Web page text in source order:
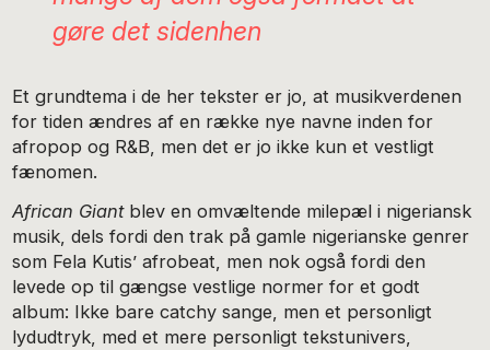
gøre det sidenhen
Et grundtema i de her tekster er jo, at musikverdenen
for tiden ændres af en række nye navne inden for
afropop og R&B, men det er jo ikke kun et vestligt
fænomen.
African Giantblev en omvæltende milepæl i nigeriansk
musik, dels fordi den trak på gamle nigerianske genrer
som Fela Kutis’ afrobeat, men nok også fordi den
levede op til gængse vestlige normer for et godt
album: Ikke bare catchy sange, men et personligt
lydudtryk, med et mere personligt tekstunivers,